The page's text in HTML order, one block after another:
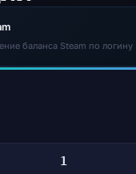
баланса Steam по логину